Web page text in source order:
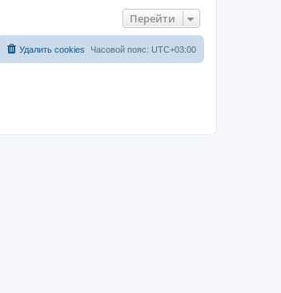
Перейти
Часовой пояс: UTC+03:00
Удалить cookies